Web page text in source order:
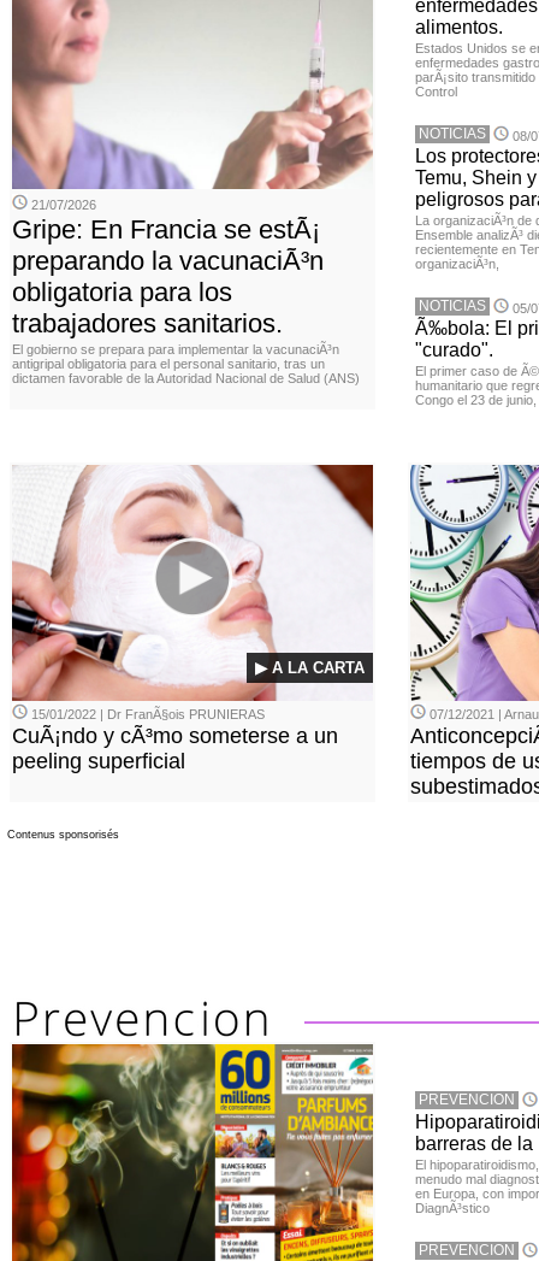
21/07/2026
Gripe: En Francia se estÃ¡
preparando la vacunaciÃ³n
obligatoria para los
trabajadores sanitarios.
El gobierno se prepara para implementar la vacunaciÃ³n
antigripal obligatoria para el personal sanitario, tras un
dictamen favorable de la Autoridad Nacional de Salud (ANS)
alimentos.
Estados Unidos se
enfermedades
parÃ¡sito
Control
NOTICIAS 08/
Los
Temu, Shein
peligrosos
La organizaciÃ³n
Ensemble analizÃ³
recientemente en
organizaciÃ³n,
NOTICIAS 05/
Ã‰bola: El
"curado".
El primer caso de
humanitario que
Congo el 23 de
▶ A LA CARTA
15/01/2022 | Dr FranÃ§ois PRUNIERAS
CuÃ¡ndo y cÃ³mo someterse a un
peeling superficial
07/12/2021 |
tiempos de
Contenus sponsorisés
PREVENCION
barreras de
El
menudo mal
en Europa, con
DiagnÃ³stico
PREVENCION